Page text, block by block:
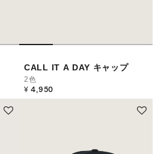
CALL IT A DAY キャップ
2色
¥ 4,950